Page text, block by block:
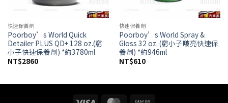
快速保養劑
Poorboy’s World Quick
Detailer PLUS QD+ 128 oz.(窮
小子快速保養劑) *約3780ml
NT$2860
快速保養劑
Poorboy’s World Spray &
Gloss 32 oz. (窮小子啵亮快速保
養劑) *約946ml
NT$610